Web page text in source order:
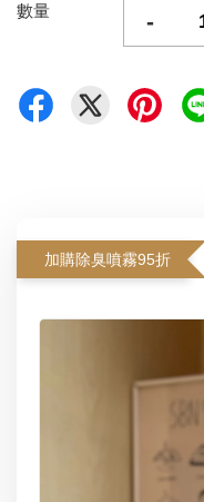
數量 -
加購除臭噴霧95折